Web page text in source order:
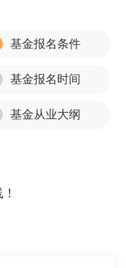
基金报名条件
基金报名时间
基金从业大纲